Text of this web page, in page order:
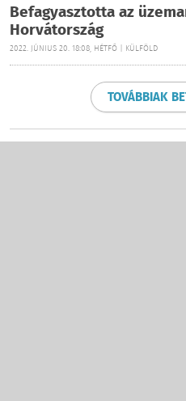
Befagyasztotta az
Horvátország
2022. JÚNIUS 20. 18:08, HÉTFŐ | KÜLFÖLD
TOVÁBBIAK